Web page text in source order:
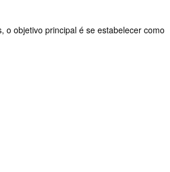
o objetivo principal é se estabelecer como